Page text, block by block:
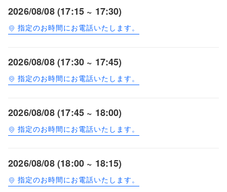
2026/08/08 (17:15 ~ 17:30)
指定のお時間にお電話いたします。
2026/08/08 (17:30 ~ 17:45)
指定のお時間にお電話いたします。
2026/08/08 (17:45 ~ 18:00)
指定のお時間にお電話いたします。
2026/08/08 (18:00 ~ 18:15)
指定のお時間にお電話いたします。